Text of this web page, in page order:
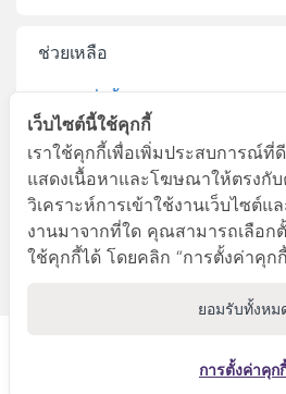
ช่วยเหลือ
บริการจัดส่งสินค้า
เปลี่ยนคืนสินค้า
045-
เว็บไซต์นี้ใช้คุกกี้
เราใช้คุกกี้เพื่อเพิ่มประสบการณ์ที่
แสดงเนื้อหาและโฆษณาให้ตรงกั
วิเคราะห์การเข้าใช้งานเว็บไซต์แ
งานมาจากที่ใด คุณสามารถเลือก
ใช้คุกกี้ได้ โดยคลิก “การตั้งค่าคุก
ยอมรับทั้งหม
การตั้งค่าคุก